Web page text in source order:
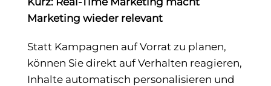
Marketing wieder relevant
Statt Kampagnen auf Vorrat zu planen,
können Sie direkt auf Verhalten reagieren,
Inhalte automatisch personalisieren und